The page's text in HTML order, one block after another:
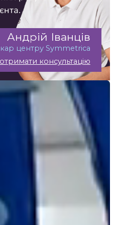
Андрій Іванців
центру Symmetrica
отримати консультацію